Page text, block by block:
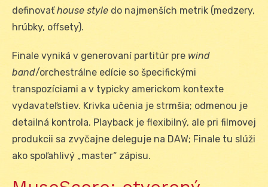
definovaťhouse style do najmenších metrik (medzery,
hrúbky, offsety).
Finale vyniká v generovaní partitúr pre wind
band/orchestrálne edície so špecifickými
transpozíciami a v typicky americkom kontexte
vydavateľstiev. Krivka učenia je strmšia; odmenou je
detailná kontrola. Playback je flexibilný, ale pri filmovej
produkcii sa zvyčajne deleguje na DAW; Finale tu slúži
ako spoľahlivý „master“ zápisu.